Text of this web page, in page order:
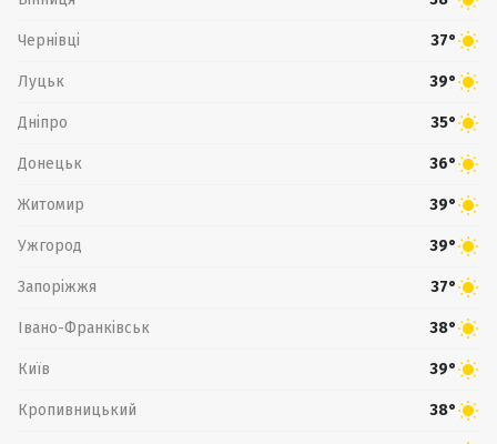
Чернівці 37°
Луцьк 39°
Дніпро 35°
Донецьк 36°
Житомир 39°
Ужгород 39°
Запоріжжя 37°
Івано-Франківськ 38°
Київ 39°
Кропивницький 38°